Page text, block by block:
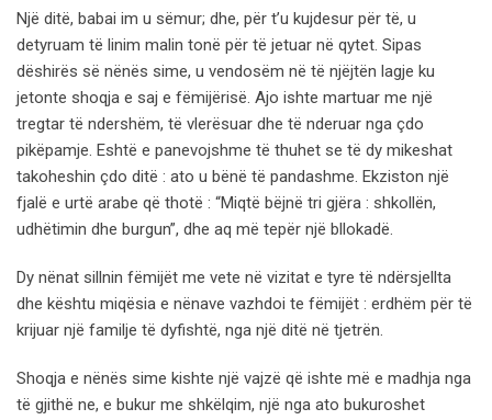
Një ditë, babai im u sëmur; dhe, për t’u kujdesur për të, u
detyruam të linim malin tonë për të jetuar në qytet. Sipas
dëshirës së nënës sime, u vendosëm në të njëjtën lagje ku
jetonte shoqja e saj e fëmijërisë. Ajo ishte martuar me një
tregtar të ndershëm, të vlerësuar dhe të nderuar nga çdo
pikëpamje. Eshtë e panevojshme të thuhet se të dy mikeshat
takoheshin çdo ditë : ato u bënë të pandashme. Ekziston një
fjalë e urtë arabe që thotë : “Miqtë bëjnë tri gjëra : shkollën,
udhëtimin dhe burgun”, dhe aq më tepër një bllokadë.
Dy nënat sillnin fëmijët me vete në vizitat e tyre të ndërsjellta
dhe kështu miqësia e nënave vazhdoi te fëmijët : erdhëm për të
krijuar një familje të dyfishtë, nga një ditë në tjetrën.
Shoqja e nënës sime kishte një vajzë që ishte më e madhja nga
të gjithë ne, e bukur me shkëlqim, një nga ato bukuroshet